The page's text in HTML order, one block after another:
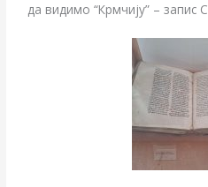
да видимо “Крмчију” – запис